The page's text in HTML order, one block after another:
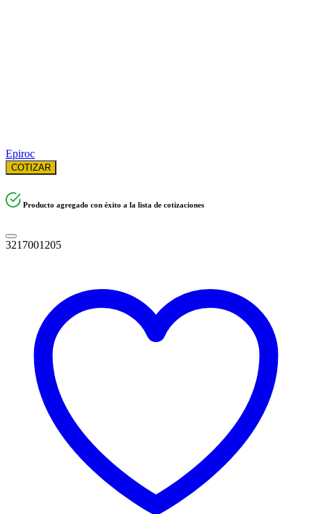
Epiroc
COTIZAR
Producto agregado con éxito a la lista de cotizaciones
3217001205